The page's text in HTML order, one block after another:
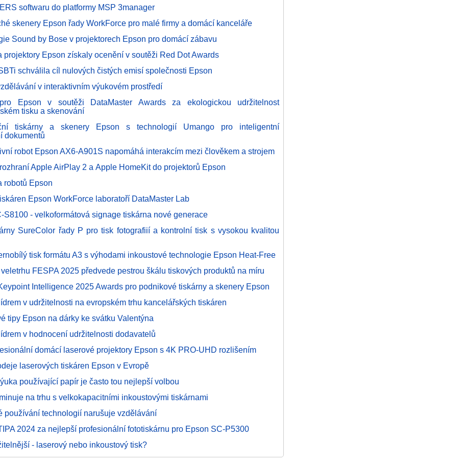
softwaru do platformy MSP 3manager
skenery Epson řady WorkForce pro malé firmy a domácí kanceláře
Sound by Bose v projektorech Epson pro domácí zábavu
projektory Epson získaly ocenění v soutěži Red Dot Awards
schválila cíl nulových čistých emisí společnosti Epson
v interaktivním výukovém prostředí
Epson v soutěži DataMaster Awards za ekologickou udržitelnost
tisku a skenování
tiskárny a skenery Epson s technologií Umango pro inteligentní
dokumentů
robot Epson AX6-A901S napomáhá interakcím mezi člověkem a strojem
Apple AirPlay 2 a Apple HomeKit do projektorů Epson
robotů Epson
Epson WorkForce laboratoří DataMaster Lab
S8100 - velkoformátová signage tiskárna nové generace
SureColor řady P pro tisk fotografiií a kontrolní tisk s vysokou kvalitou
tisk formátu A3 s výhodami inkoustové technologie Epson Heat-Free
FESPA 2025 předvede pestrou škálu tiskových produktů na míru
Intelligence 2025 Awards pro podnikové tiskárny a skenery Epson
v udržitelnosti na evropském trhu kancelářských tiskáren
tipy Epson na dárky ke svátku Valentýna
v hodnocení udržitelnosti dodavatelů
domácí laserové projektory Epson s 4K PRO-UHD rozlišením
laserových tiskáren Epson v Evropě
používající papír je často tou nejlepší volbou
na trhu s velkokapacitními inkoustovými tiskárnami
používání technologií narušuje vzdělávání
2024 za nejlepší profesionální fototiskárnu pro Epson SC-P5300
- laserový nebo inkoustový tisk?